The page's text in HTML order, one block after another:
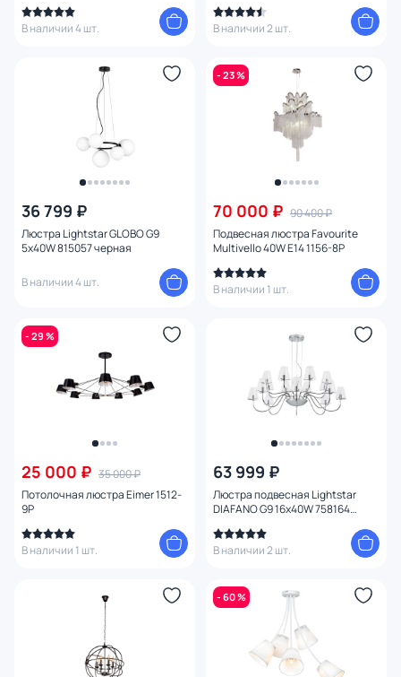
В наличии 4 шт.
В наличии 2 шт.
36 799 ₽
Люстра Lightstar GLOBO G9
5х40W 815057 черная
В наличии 4 шт.
- 23 %
70 000 ₽ 90 400 ₽
Подвесная люстра Favourite
Multivello 40W E14 1156-8P
В наличии 1 шт.
- 29 %
25 000 ₽ 35 000 ₽
Потолочная люстра Eimer 1512-
9P
В наличии 1 шт.
63 999 ₽
Люстра подвесная Lightstar
DIAFANO G9 16х40W 758164
В наличии 2 шт.
- 60 %